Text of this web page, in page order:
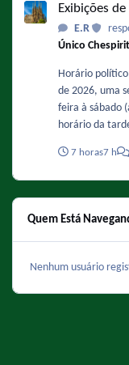
Exibições de
E.R
Único
Horário
de 2026, uma
feira à sábado
horário da
20h30.
deverão ter a
Horário
14:10 Novela
mexicana
22:00
7 horas7 h
Quem Está
Nenhum usuário